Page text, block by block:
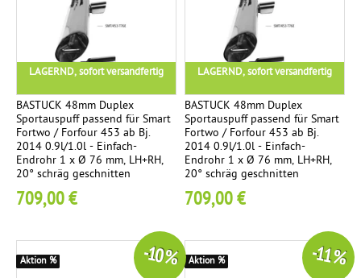
iu
a
c
h
t
e
n
LAGERND, sofort versandfertig
BASTUCK 48mm Duplex
Sportauspuff passend für Smart
Fortwo / Forfour 453 ab Bj.
2014 0.9l/1.0l - Einfach-
Endrohr 1 x Ø 76 mm, LH+RH,
20° schräg geschnitten
709,00 €
LAGERND, sofort versandfertig
BASTUCK 48mm Duplex
Sportauspuff passend für Smart
Fortwo / Forfour 453 ab Bj.
2014 0.9l/1.0l - Einfach-
Endrohr 1 x Ø 76 mm, LH+RH,
20° schräg geschnitten
709,00 €
-10 %
Aktion % -11 %
Aktion %